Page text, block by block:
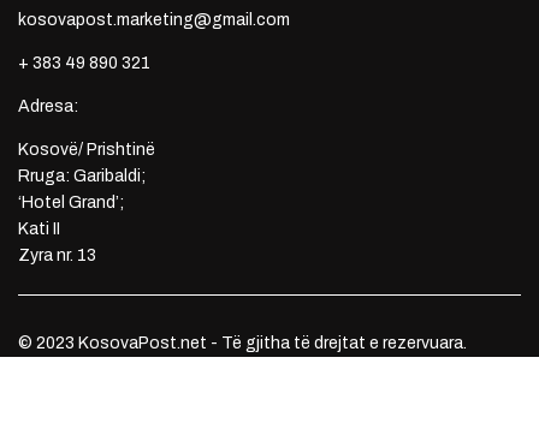
kosovapost.marketing@gmail.com
+ 383 49 890 321
Adresa:
Kosovë/ Prishtinë
Rruga: Garibaldi;
‘Hotel Grand’;
Kati II
Zyra nr. 13
© 2023 KosovaPost.net - Të gjitha të drejtat e rezervuara.